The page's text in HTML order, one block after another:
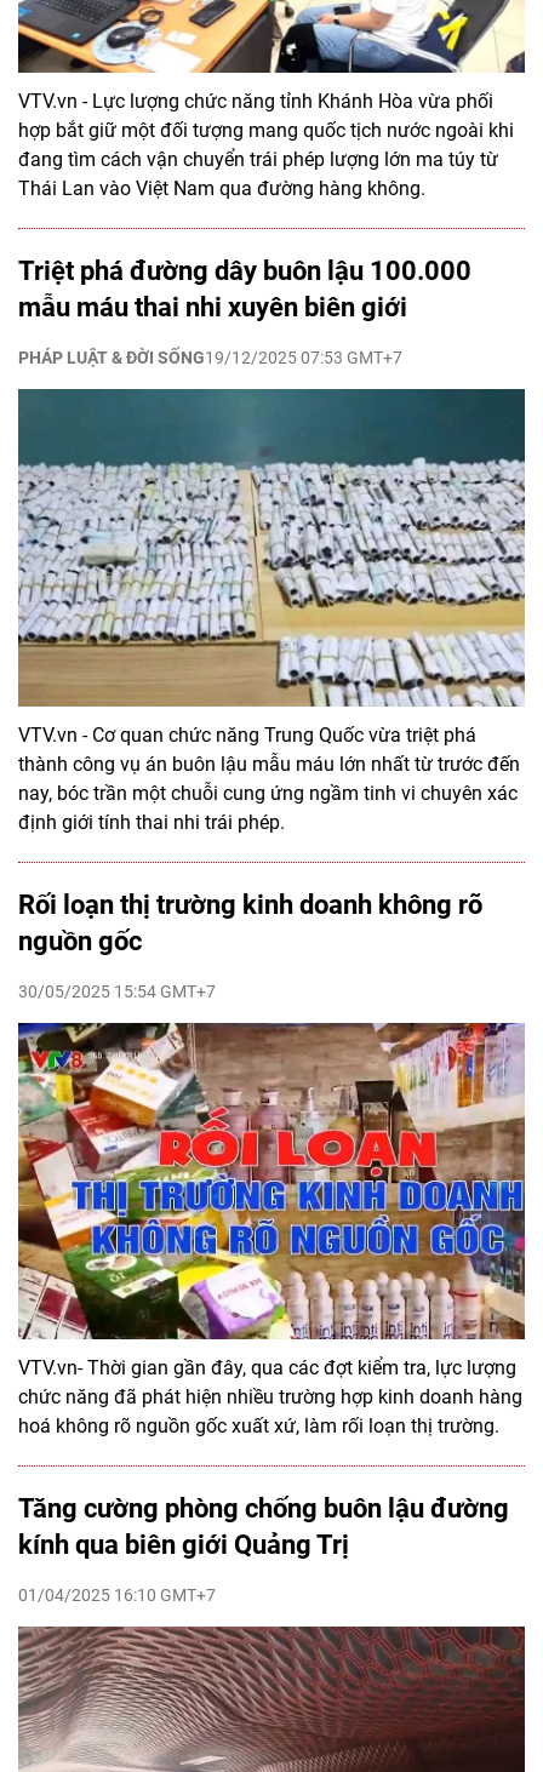
VTV.vn - Lực lượng chức năng tỉnh Khánh Hòa vừa phối
hợp bắt giữ một đối tượng mang quốc tịch nước ngoài khi
đang tìm cách vận chuyển trái phép lượng lớn ma túy từ
Thái Lan vào Việt Nam qua đường hàng không.
Triệt phá đường dây buôn lậu 100.000
mẫu máu thai nhi xuyên biên giới
PHÁP LUẬT & ĐỜI SỐNG19/12/2025 07:53 GMT+7
VTV.vn - Cơ quan chức năng Trung Quốc vừa triệt phá
thành công vụ án buôn lậu mẫu máu lớn nhất từ trước đến
nay, bóc trần một chuỗi cung ứng ngầm tinh vi chuyên xác
định giới tính thai nhi trái phép.
Rối loạn thị trường kinh doanh không rõ
nguồn gốc
30/05/2025 15:54 GMT+7
VTV.vn- Thời gian gần đây, qua các đợt kiểm tra, lực lượng
chức năng đã phát hiện nhiều trường hợp kinh doanh hàng
hoá không rõ nguồn gốc xuất xứ, làm rối loạn thị trường.
Tăng cường phòng chống buôn lậu đường
kính qua biên giới Quảng Trị
01/04/2025 16:10 GMT+7